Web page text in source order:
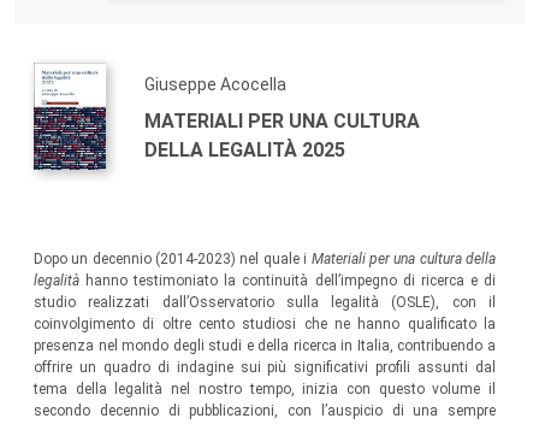
Giuseppe Acocella
MATERIALI PER UNA CULTURA
DELLA LEGALITÀ 2025
Dopo un decennio (2014-2023) nel quale i Materiali per una cultura della
legalità hanno testimoniato la continuità dell’impegno di ricerca e di
studio realizzati dall’Osservatorio sulla legalità (OSLE), con il
coinvolgimento di oltre cento studiosi che ne hanno qualificato la
presenza nel mondo degli studi e della ricerca in Italia, contribuendo a
offrire un quadro di indagine sui più significativi profili assunti dal
tema della legalità nel nostro tempo, inizia con questo volume il
secondo decennio di pubblicazioni, con l’auspicio di una sempre